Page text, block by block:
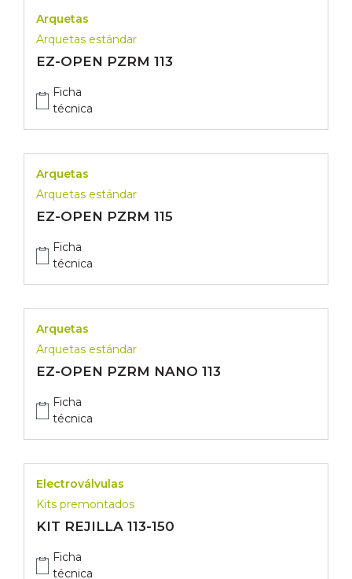
Arquetas
Arquetas estándar
EZ-OPEN PZRM 113
Ficha
técnica
Arquetas
Arquetas estándar
EZ-OPEN PZRM 115
Ficha
técnica
Arquetas
Arquetas estándar
EZ-OPEN PZRM NANO 113
Ficha
técnica
Electroválvulas
Kits premontados
KIT REJILLA 113-150
Ficha
técnica